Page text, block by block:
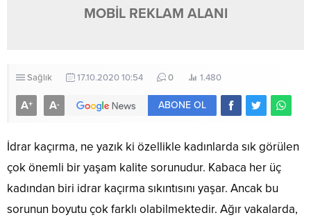
MOBİL REKLAM ALANI
Sağlık 17.10.2020 10:54 0 1.480
A+ A- ABONE OL
İdrar kaçırma, ne yazık ki özellikle kadınlarda sık görülen
çok önemli bir yaşam kalite sorunudur. Kabaca her üç
kadından biri idrar kaçırma sıkıntısını yaşar. Ancak bu
sorunun boyutu çok farklı olabilmektedir. Ağır vakalarda,